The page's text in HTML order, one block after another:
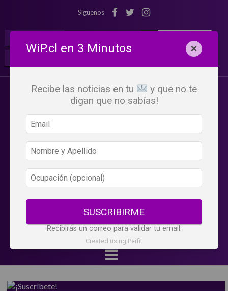
Síguenos
WiP.cl en 3 Minutos ×
Recibe las noticias en tu
y que no te
digan que no sabías!
SUSCRIBIRME
Recibirás un correo para validar tu email.
Created using Perfit